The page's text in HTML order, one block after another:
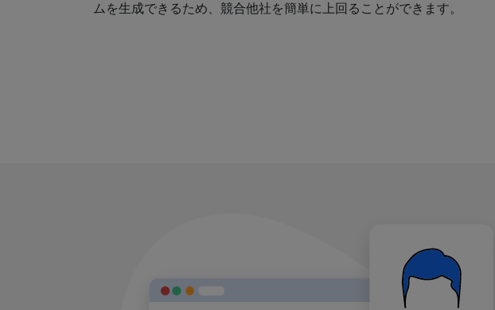
ムを生成できるため、競合他社を簡単に上回ることができます。